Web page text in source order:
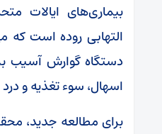
بیماری‌های ایالات
التهابی روده است که
دستگاه گوارش آسیب
اسهال، سوء تغذیه و